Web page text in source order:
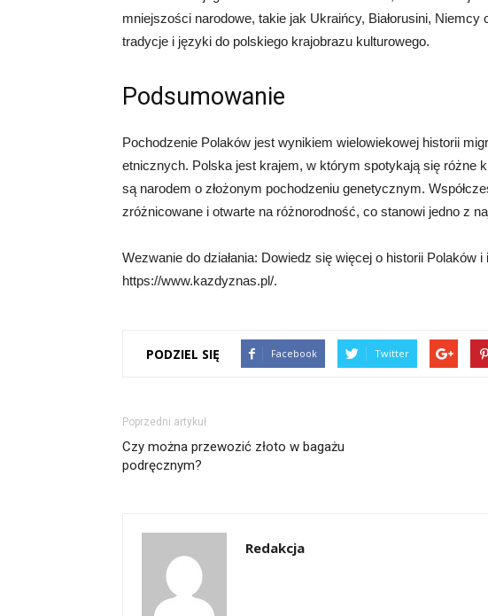
mniejszości narodowe, takie jak Ukraińcy, Białorusini,
tradycje i języki do polskiego krajobrazu kulturowego.
Podsumowanie
Pochodzenie Polaków jest wynikiem wielowiekowej historii
etnicznych. Polska jest krajem, w którym spotykają się różne
są narodem o złożonym pochodzeniu genetycznym.
zróżnicowane i otwarte na różnorodność, co stanowi jedno z
Wezwanie do działania: Dowiedz się więcej o historii Polaków
https://www.kazdyznas.pl/.
PODZIEL SIĘ Facebook Twitter
Poprzedni artykuł
Czy można przewozić złoto w bagażu
podręcznym?
Redakcja